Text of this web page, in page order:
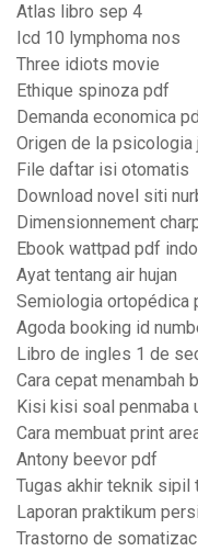
Atlas libro sep 4
Icd 10 lymphoma nos
Three idiots movie
Ethique spinoza pdf
Demanda economica
Origen de la psicologia
File daftar isi otomatis
Download novel siti
Dimensionnement
Ebook wattpad pdf
Ayat tentang air hujan
Semiologia ortopédica
Agoda booking id
Libro de ingles 1 de
Cara cepat menambah
Kisi kisi soal penmaba
Cara membuat print
Antony beevor pdf
Tugas akhir teknik sipil
Laporan praktikum
Trastorno de